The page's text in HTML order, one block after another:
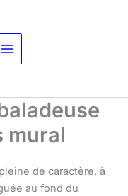
mural
de caractère, à
au fond du